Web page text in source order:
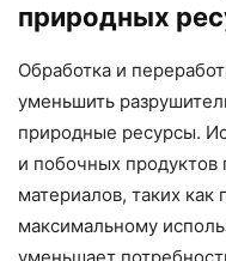
природных
Обработка и
уменьшить
природные ресурсы.
и побочных продуктов
материалов, таких как
максимальному